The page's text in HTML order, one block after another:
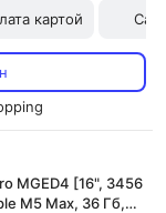
картой
MGED4 [16", 3456
M5 Max, 36 Гб,